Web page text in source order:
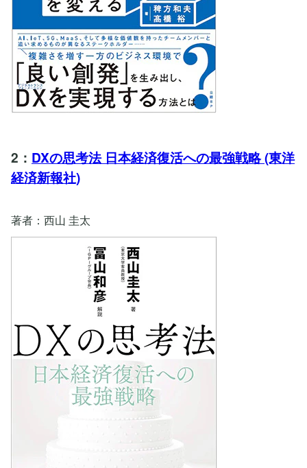
2： DXの思考法 日本経済復活への最強戦略 (東洋
経済新報社)
著者：西山 圭太